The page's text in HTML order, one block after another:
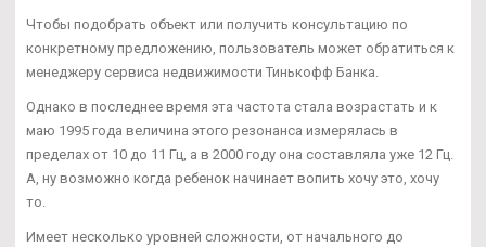
Чтобы подобрать объект или получить консультацию по
конкретному предложению, пользователь может обратиться к
менеджеру сервиса недвижимости Тинькофф Банка.
Однако в последнее время эта частота стала возрастать и к
маю 1995 года величина этого резонанса измерялась в
пределах от 10 до 11 Гц, а в 2000 году она составляла уже 12 Гц.
А, ну возможно когда ребенок начинает вопить хочу это, хочу
то.
Имеет несколько уровней сложности, от начального до